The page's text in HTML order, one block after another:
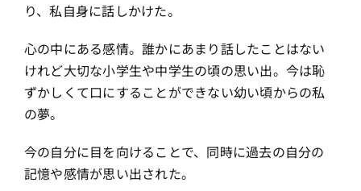
り、私自身に話しかけた。
心の中にある感情。誰かにあまり話したことはない
けれど大切な小学生や中学生の頃の思い出。今は恥
ずかしくて口にすることができない幼い頃からの私
の夢。
今の自分に目を向けることで、同時に過去の自分の
記憶や感情が思い出された。